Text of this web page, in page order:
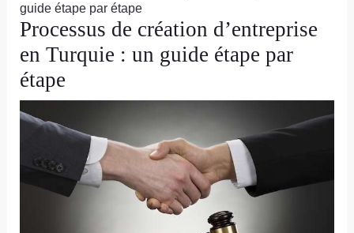
guide étape par étape
Processus de création d’entreprise
en Turquie : un guide étape par
étape